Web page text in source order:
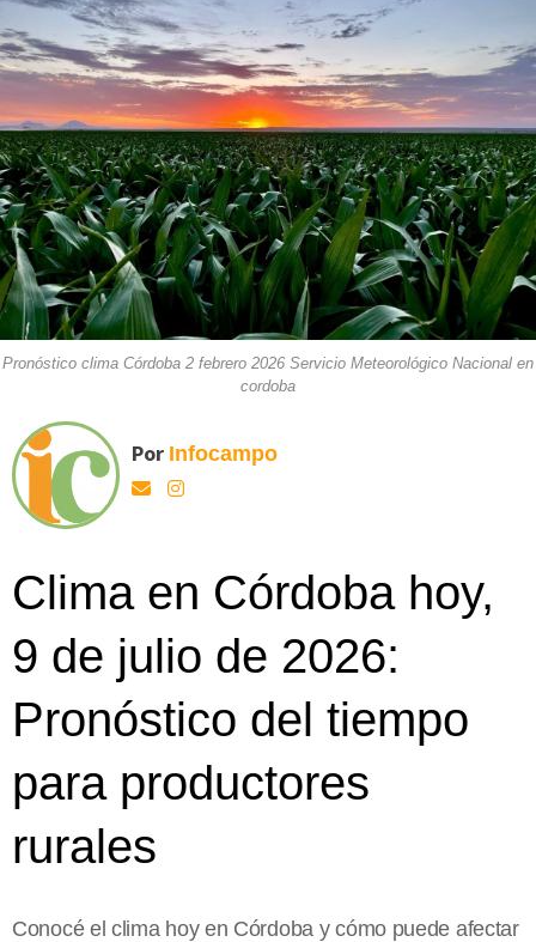
Pronóstico clima Córdoba 2 febrero 2026 Servicio Meteorológico Nacional en
cordoba
Por Infocampo
Clima en Córdoba hoy,
9 de julio de 2026:
Pronóstico del tiempo
para productores
rurales
Conocé el clima hoy en Córdoba y cómo puede afectar